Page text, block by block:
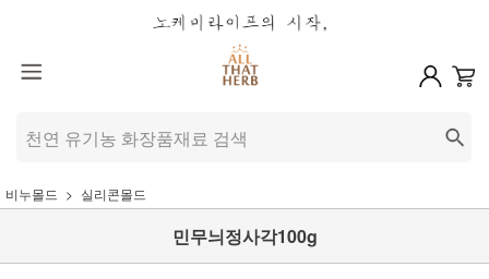
비누몰드 실리콘몰드
민무늬정사각100g